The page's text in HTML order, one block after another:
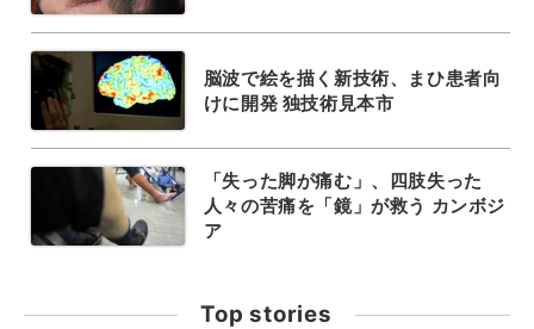
脳波で絵を描く新技術、まひ患者向
けに開発 独技術見本市
「失った脚が痛む」、四肢失った
人々の苦痛を「鏡」が救う カンボジ
ア
Top stories